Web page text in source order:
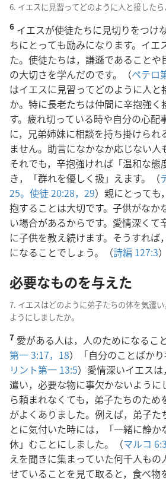
6. イエスに見習ってどのように人と接したら
6 イエスが使徒たちに見切りをつけ
ちにとっても励みになります。イエ
た。使徒たちは，謙遜であることや
の大切さを学んだのです。（ペテロ
はイエスに見習ってどのように人と
か。特に長老たちは仲間に辛抱強く
す。疲れ切っている時や自分の心配
に，兄弟姉妹に相談を持ち掛けられ
ません。助言になかなか応じない人
それでも，辛抱強ければ「温和な態
き，「群れを優しく扱」えます。（
25。 使徒 20:28，29）親にとっても
抱することは大切です。子供がなか
い場合があるからです。愛情深くて
に子供を教え続けます。そうすれば
になることでしょう。（詩編 127:3）
必要なものを与えた
7. イエスはどのように弟子たちの体を気遣
ようにしましたか。
7 愛がある人は，人のためになるこ
第一 3:17，18）「自分のことばか
リント第一 13:5）愛情深いイエス
遣い，必要な物に事欠かないように
ら頼まれなくても，弟子たちのため
がよくありました。例えば，弟子た
とに気付いた時には，「一緒に静か
休」むことにしました。（マルコ
えを聞きに集まっていた何千人も
せていることを見て取ると，食べ物